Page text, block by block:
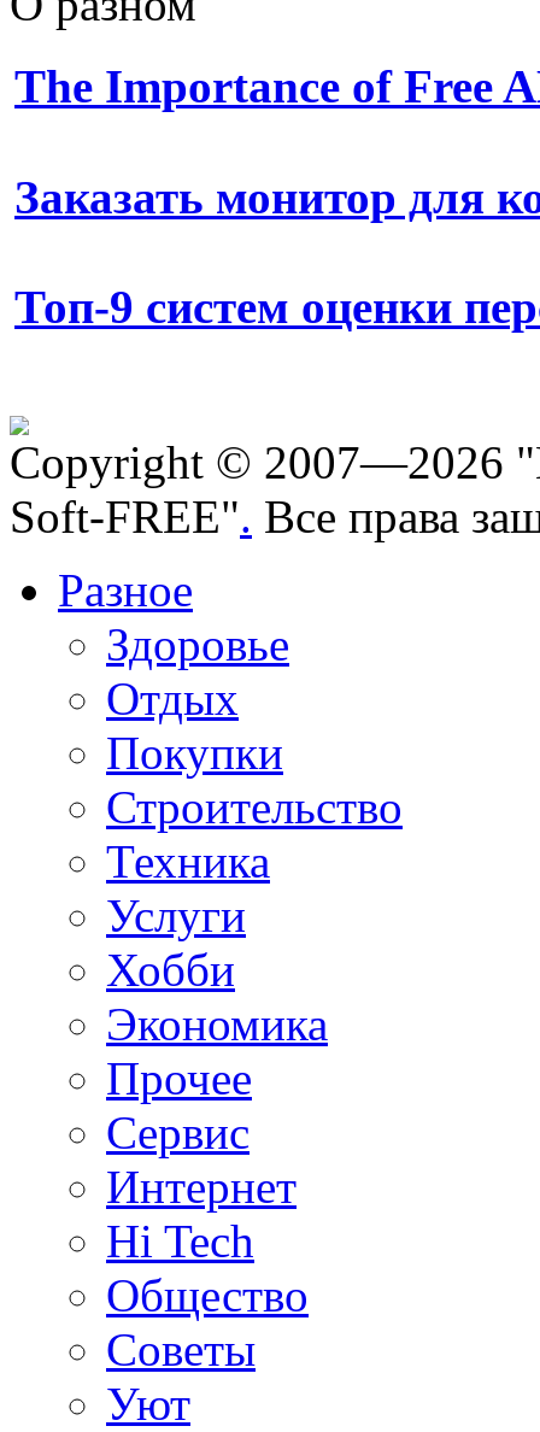
The Importance of Free
Заказать монитор для
Топ-9 систем оценки
Copyright © 2007—2026
Soft-FREE". Все права
Разное
Здоровье
Отдых
Покупки
Строительство
Техника
Услуги
Хобби
Экономика
Прочее
Сервис
Интернет
Hi Tech
Общество
Советы
Уют